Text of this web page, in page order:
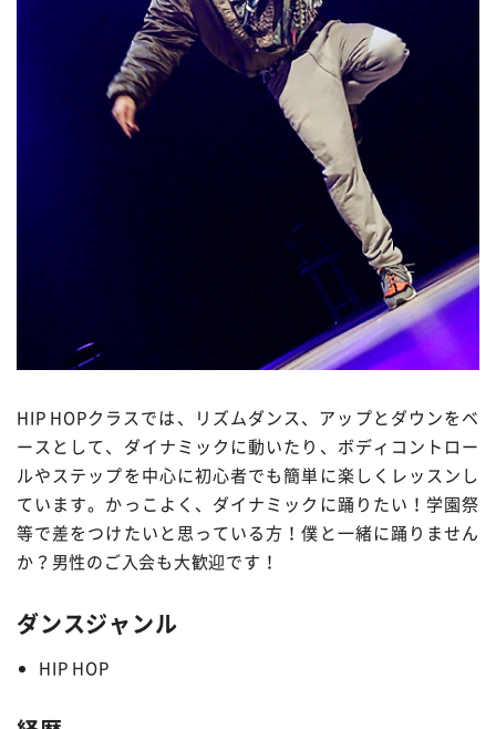
HIP HOPクラスでは、リズムダンス、アップとダウンをベ
ースとして、ダイナミックに動いたり、ボディコントロー
ルやステップを中心に初心者でも簡単に楽しくレッスンし
ています。かっこよく、ダイナミックに踊りたい！学園祭
等で差をつけたいと思っている方！僕と一緒に踊りません
か？男性のご入会も大歓迎です！
ダンスジャンル
HIP HOP